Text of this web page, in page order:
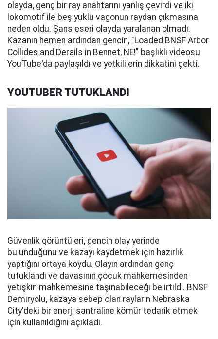
olayda, genç bir ray anahtarını yanlış çevirdi ve iki
lokomotif ile beş yüklü vagonun raydan çıkmasına
neden oldu. Şans eseri olayda yaralanan olmadı.
Kazanın hemen ardından gencin, "Loaded BNSF Arbor
Collides and Derails in Bennet, NE!" başlıklı videosu
YouTube'da paylaşıldı ve yetkililerin dikkatini çekti.
YOUTUBER TUTUKLANDI
Güvenlik görüntüleri, gencin olay yerinde
bulunduğunu ve kazayı kaydetmek için hazırlık
yaptığını ortaya koydu. Olayın ardından genç
tutuklandı ve davasının çocuk mahkemesinden
yetişkin mahkemesine taşınabileceği belirtildi. BNSF
Demiryolu, kazaya sebep olan rayların Nebraska
City'deki bir enerji santraline kömür tedarik etmek
için kullanıldığını açıkladı.